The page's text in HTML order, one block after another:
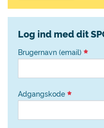
Log ind med dit
Brugernavn (email)
Adgangskode